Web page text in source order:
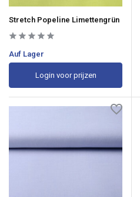
Stretch Popeline Limettengrün
Auf Lager
Login voor prijzen